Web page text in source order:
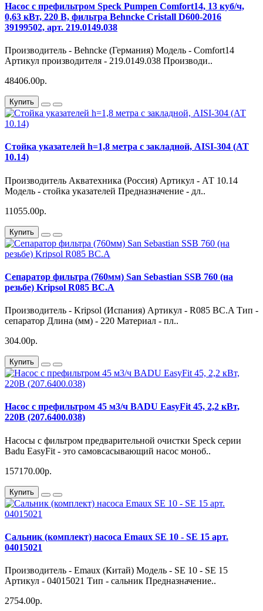
Насос с префильтром Speck Pumpen Comfort14, 13 куб/ч,
0,63 кВт, 220 В, фильтра Behncke Cristall D600-2016
39199502, арт. 219.0149.038
Производитель - Behncke (Германия) Модель - Comfort14
Артикул производителя - 219.0149.038 Производи..
48406.00р.
Купить
Стойка указателей h=1,8 метра с закладной, AISI-304 (АТ
10.14)
Производитель Акватехника (Россия) Артикул - АТ 10.14
Модель - стойка указателей Предназначение - дл..
11055.00р.
Купить
Сепаратор фильтра (760мм) San Sebastian SSB 760 (на
резьбе) Kripsol R085 BC.A
Производитель - Kripsol (Испания) Артикул - R085 BC.A Тип -
сепаратор Длина (мм) - 220 Материал - пл..
304.00р.
Купить
Насос с префильтром 45 м3/ч BADU EasyFit 45, 2,2 кВт,
220В (207.6400.038)
Насосы с фильтром предварительной очистки Speck серии
Badu EasyFit - это самовсасывающий насос моноб..
157170.00р.
Купить
Сальник (комплект) насоса Emaux SE 10 - SE 15 арт.
04015021
Производитель - Emaux (Китай) Модель - SE 10 - SE 15
Артикул - 04015021 Тип - сальник Предназначение..
2754.00р.